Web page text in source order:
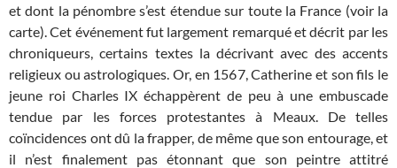
et dont la pénombre s’est étendue sur toute la France (voir la
carte). Cet événement fut largement remarqué et décrit par les
chroniqueurs, certains textes la décrivant avec des accents
religieux ou astrologiques. Or, en 1567, Catherine et son fils le
jeune roi Charles IX échappèrent de peu à une embuscade
tendue par les forces protestantes à Meaux. De telles
coïncidences ont dû la frapper, de même que son entourage, et
il n’est finalement pas étonnant que son peintre attitré